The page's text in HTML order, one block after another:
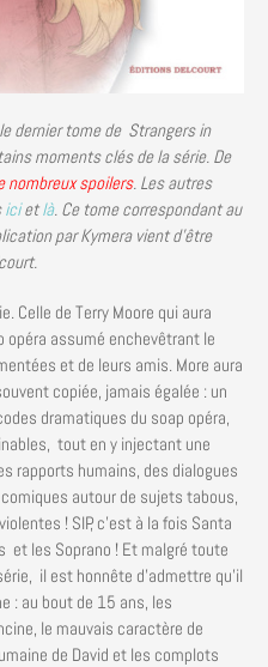
dernier tome de Strangers in
moments clés de la série. De
nombreux spoilers. Les autres
icietlà. Ce tome correspondant au
par Kymera vient d’être
Celle de Terry Moore qui aura
assumé enchevêtrant le
et de leurs amis. More aura
copiée, jamais égalée : un
dramatiques du soap opéra,
tout en y injectant une
rapports humains, des dialogues
autour de sujets tabous,
! SIP, c’est à la fois Santa
et les Soprano ! Et malgré toute
il est honnête d’admettre qu’il
: au bout de 15 ans, les
le mauvais caractère de
de David et les complots